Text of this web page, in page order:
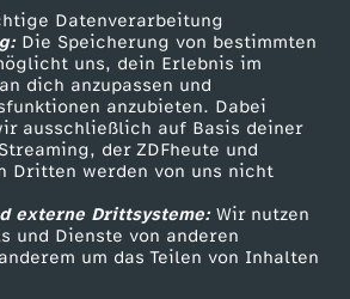
Datenverarbeitung
Die Speicherung von bestimmten
uns, dein Erlebnis im
dich anzupassen und
anzubieten. Dabei
ausschließlich auf Basis deiner
der ZDFheute und
Dritten werden von uns nicht
externe Drittsysteme:Wir nutzen
und Dienste von anderen
um das Teilen von Inhalten
Zuschauerservice
Hilfe